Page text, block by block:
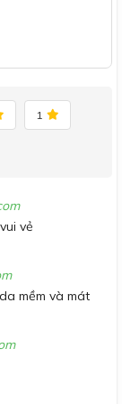
1
vẻ
mềm và mát